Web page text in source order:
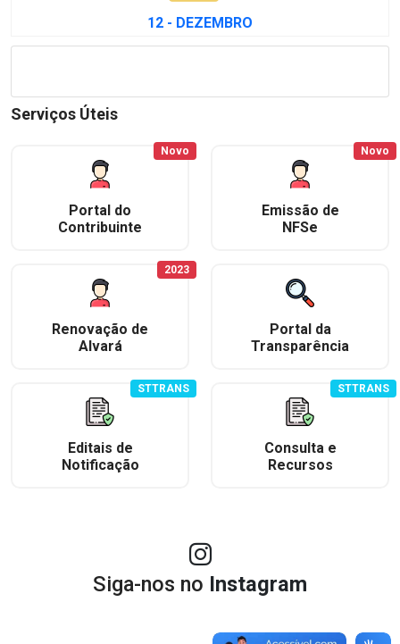
12 - DEZEMBRO
Serviços Úteis
Portal do
Contribuinte
Novo
Emissão de
NFSe
Novo
Renovação de
Alvará
2023
Portal da
Transparência
Editais de
Notificação
STTRANS
Consulta e
Recursos
STTRANS
Siga-nos no Instagram